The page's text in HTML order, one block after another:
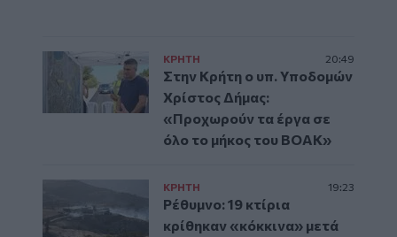
ΚΡΗΤΗ 20:49
Στην Κρήτη ο υπ. Υποδομών
Χρίστος Δήμας:
«Προχωρούν τα έργα σε
όλο το μήκος του ΒΟΑΚ»
ΚΡΗΤΗ 19:23
Ρέθυμνο: 19 κτίρια
κρίθηκαν «κόκκινα» μετά